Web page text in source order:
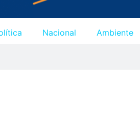
Nacional Ambiente